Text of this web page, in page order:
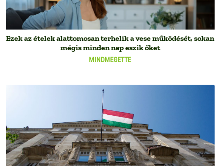
MINDMEGETTE
Ezek az ételek alattomosan terhelik a vese működését, sokan
mégis minden nap eszik őket